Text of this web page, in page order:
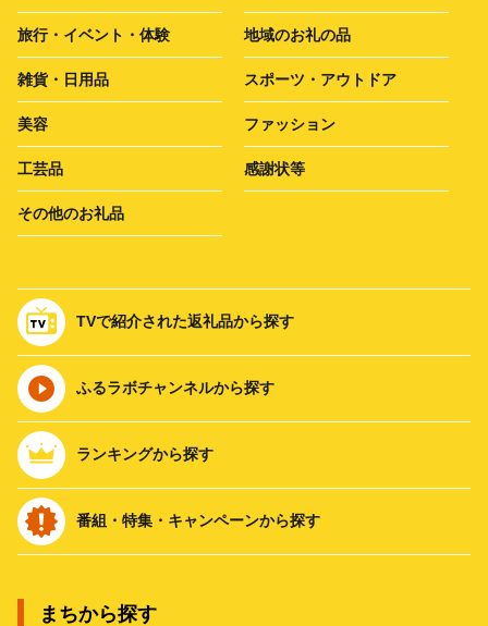
旅行・イベント・体験 地域のお礼の品
雑貨・日用品 スポーツ・アウトドア
美容 ファッション
工芸品 感謝状等
その他のお礼品
TVで紹介された返礼品から探す
ふるラボチャンネルから探す
ランキングから探す
番組・特集・キャンペーンから探す
まちから探す